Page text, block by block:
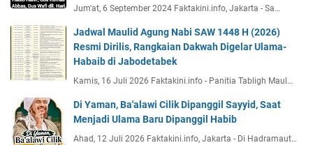
Jum'at, 6 September 2024 Faktakini.info, Jakarta - Sa…
Jadwal Maulid Agung Nabi SAW 1448 H (2026)
Resmi Dirilis, Rangkaian Dakwah Digelar Ulama-
Habaib di Jabodetabek
Kamis, 16 Juli 2026 Faktakini.info - Panitia Tabligh Maul…
Di Yaman, Ba'alawi Cilik Dipanggil Sayyid, Saat
Menjadi Ulama Baru Dipanggil Habib
Ahad, 12 Juli 2026 Faktakini.info, Jakarta - Di Hadramaut…